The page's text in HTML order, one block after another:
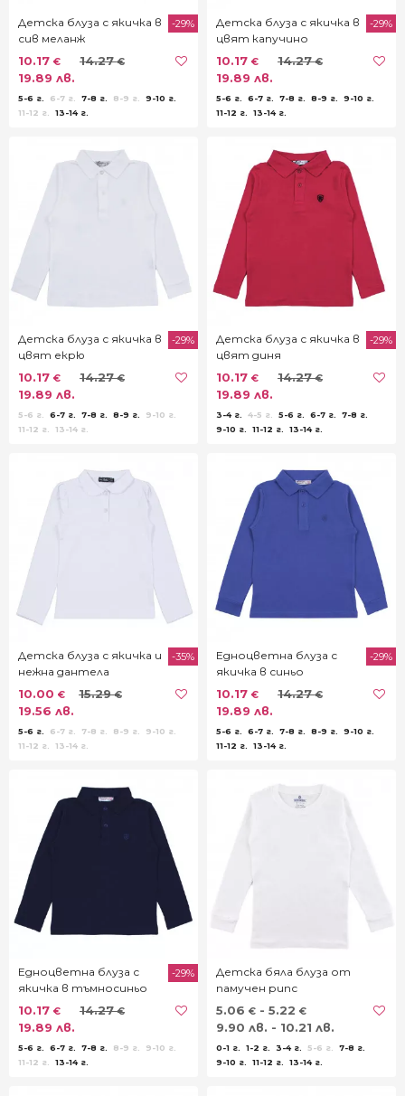
Детска блуза с якичка в
сив меланж
-29%
10.17 €
19.89 лв.
14.27€
5-6 г. 6-7 г. 7-8 г. 8-9 г.
9-10 г.
11-12 г.
13-14 г.
Детска блуза с якичка в
цвят капучино
-29%
10.17 €
19.89 лв.
14.27€
5-6 г. 6-7 г. 7-8 г. 8-9 г.
9-10 г.
11-12 г.
13-14 г.
Детска блуза с якичка в
цвят екрю
-29%
10.17 €
19.89 лв.
14.27€
5-6 г. 6-7 г. 7-8 г. 8-9 г.
9-10 г.
11-12 г.
13-14 г.
Детска блуза с якичка в
цвят диня
-29%
10.17 €
19.89 лв.
14.27€
3-4 г. 4-5 г. 5-6 г. 6-7 г.
7-8 г.
9-10 г.
11-12 г. 13-14 г.
Детска блуза с якичка и
нежна дантела
-35%
10.00 €
19.56 лв.
15.29€
5-6 г. 6-7 г. 7-8 г. 8-9 г.
9-10 г.
11-12 г.
13-14 г.
Едноцветна блуза с
якичка в синьо
-29%
10.17 €
19.89 лв.
14.27€
5-6 г. 6-7 г. 7-8 г. 8-9 г.
9-10 г.
11-12 г.
13-14 г.
Едноцветна блуза с
якичка в тъмносиньо
-29%
10.17 €
19.89 лв.
14.27€
5-6 г. 6-7 г. 7-8 г. 8-9 г.
9-10 г.
11-12 г.
13-14 г.
Детска бяла блуза от
памучен рипс
5.06 € - 5.22 €
9.90 лв. - 10.21 лв.
0-1 г. 1-2 г. 3-4 г. 5-6 г.
7-8 г.
9-10 г.
11-12 г. 13-14 г.